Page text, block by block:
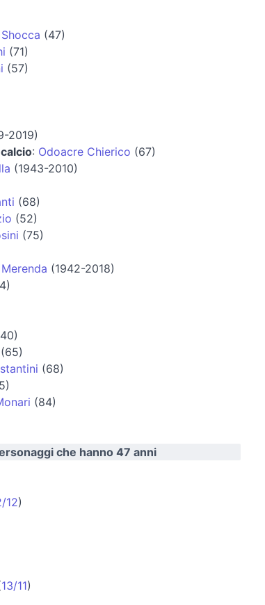
(47)
(71)
(57)
2019)
: Odoacre Chierico (67)
(1943-2010)
(68)
(52)
(75)
(1942-2018)
(65)
(68)
(84)
che hanno 47 anni
12)
13/11)